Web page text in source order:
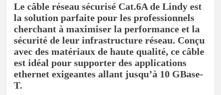
Le câble réseau sécurisé Cat.6A de Lindy est
la solution parfaite pour les professionnels
cherchant à maximiser la performance et la
sécurité de leur infrastructure réseau. Conçu
avec des matériaux de haute qualité, ce câble
est idéal pour supporter des applications
ethernet exigeantes allant jusqu’à 10 GBase-
T.